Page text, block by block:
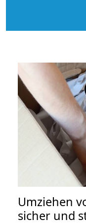
Umziehen
sicher und